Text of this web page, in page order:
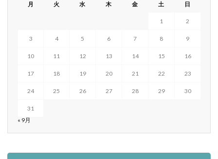
月 火 水 木 金 土 日
1 2
3 4 5 6 7 8 9
10 11 12 13 14 15 16
17 18 19 20 21 22 23
24 25 26 27 28 29 30
31
« 9月